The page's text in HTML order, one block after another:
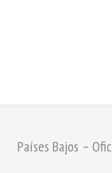
Países Bajos –